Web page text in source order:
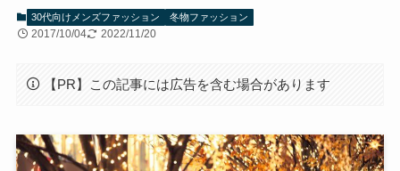
30代向けメンズファッション 冬物ファッション
2017/10/04 2022/11/20
【PR】この記事には広告を含む場合があります